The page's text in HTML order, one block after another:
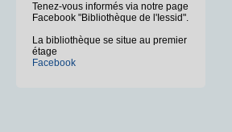
Tenez-vous informés via notre page
Facebook "Bibliothèque de l'Iessid".
La bibliothèque se situe au premier
étage
Facebook